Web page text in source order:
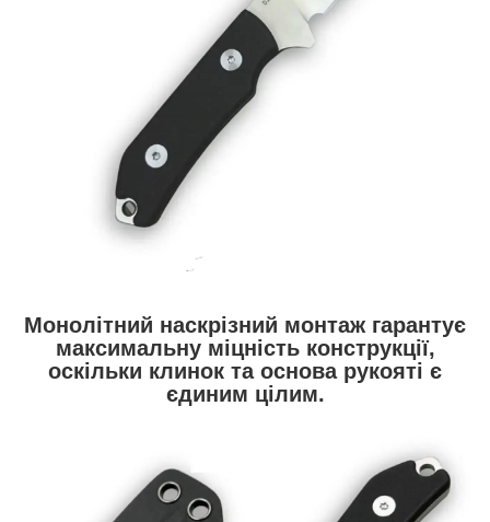
Монолітний наскрізний монтаж гарантує
максимальну міцність конструкції,
оскільки клинок та основа рукояті є
єдиним цілим.